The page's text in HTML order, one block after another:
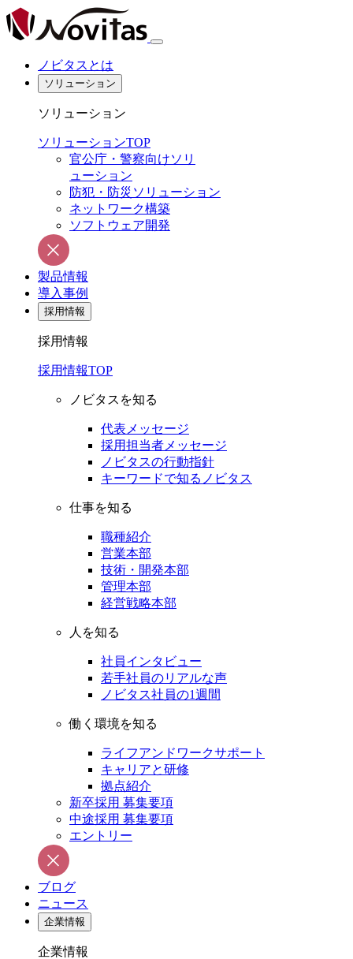
ノビタスとは
ソリューション
ソリューション
ソリューションTOP
官公庁・警察向けソリ
ューション
防犯・防災ソリューション
ネットワーク構築
ソフトウェア開発
製品情報
導入事例
採用情報
採用情報
採用情報TOP
ノビタスを知る
代表メッセージ
採用担当者メッセージ
ノビタスの行動指針
キーワードで知るノビタス
仕事を知る
職種紹介
営業本部
技術・開発本部
管理本部
経営戦略本部
人を知る
社員インタビュー
若手社員のリアルな声
ノビタス社員の1週間
働く環境を知る
ライフアンドワークサポート
キャリアと研修
拠点紹介
新卒採用 募集要項
中途採用 募集要項
エントリー
ブログ
ニュース
企業情報
企業情報